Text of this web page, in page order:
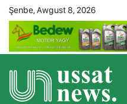
Şenbe, Awgust 8, 2026